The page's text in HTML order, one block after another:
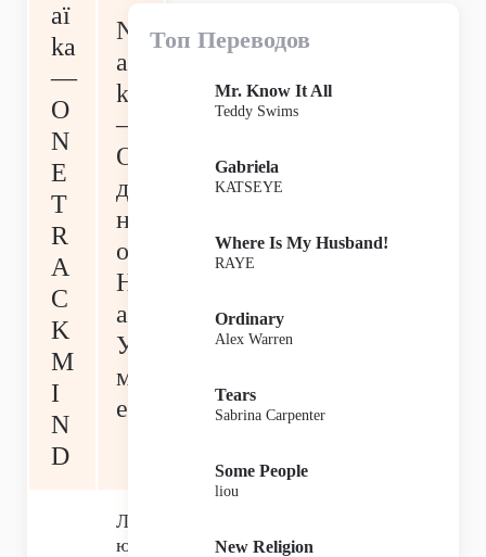
aï
ka
—
O
N
E
T
R
A
C
K
M
I
N
D
N
aï
ka
—
О
д
н
о
Н
а
У
м
е
Л
юб
Топ Переводов
Mr. Know It All
Teddy Swims
Gabriela
KATSEYE
Where Is My Husband!
RAYE
Ordinary
Alex Warren
Tears
Sabrina Carpenter
Some People
liou
New Religion